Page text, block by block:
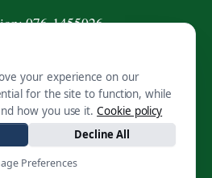
076-1455026
om golfpaket:
: 0158-410 50
your experience on our
for the site to function, while
how you use it. Cookie policy
Decline All
Preferences